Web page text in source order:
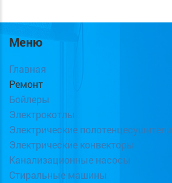
Меню
Главная
Ремонт
Бойлеры
Электрокотлы
Электрические полотенцесушители
Электрические конвекторы
Канализационные насосы
Стиральные машины